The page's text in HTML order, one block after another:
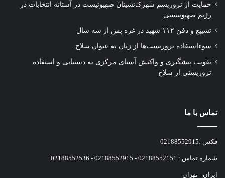
حمایت از تروریسم شهرک‌نشینان صهیونیست در آستانه انتخابات در
رژیم صهیونیستی
تشییع و دفن ۱۱۲ شهید در غزه پس از سه سال
سوءاستفاده تروریست‌ها از زنان به عنوان سلاح
تقویت پیشگیری و واکنش آسیای مرکزی به دستیابی و استفاده
تروریستی از سلاح
تماس با ما
فکس :02188552915
شماره تماس : 02188552151 - 02188552915 - 02188552536
ایران - تهران